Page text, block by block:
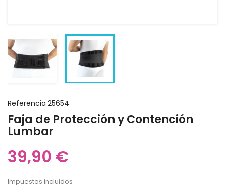
Referencia 25654
Faja de Protección y Contención
Lumbar
39,90 €
Impuestos incluidos